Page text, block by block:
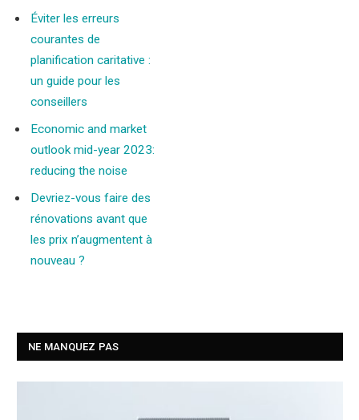
Éviter les erreurs
courantes de
planification caritative :
un guide pour les
conseillers
Economic and market
outlook mid-year 2023:
reducing the noise
Devriez-vous faire des
rénovations avant que
les prix n’augmentent à
nouveau ?
NE MANQUEZ PAS